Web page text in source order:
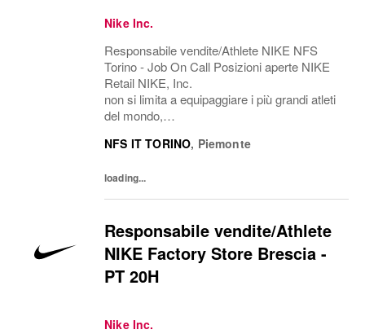
Nike Inc.
Responsabile vendite/Athlete NIKE NFS
Torino - Job On Call Posizioni aperte NIKE
Retail NIKE, Inc.
non si limita a equipaggiare i più grandi atleti
del mondo,
iscrive i confini del possibile. L'azienda è
NFS IT TORINO, Piemonte
loading...
Responsabile vendite/Athlete
NIKE Factory Store Brescia -
PT 20H
Nike Inc.